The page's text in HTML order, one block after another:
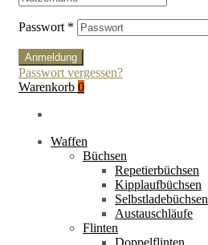
Passwort *
Anmeldung
Passwort vergessen?
Warenkorb 0
Waffen
Büchsen
Repetierbüchsen
Kipplaufbüchsen
Selbstladebüchsen
Austauschläufe
Flinten
Doppelflinten